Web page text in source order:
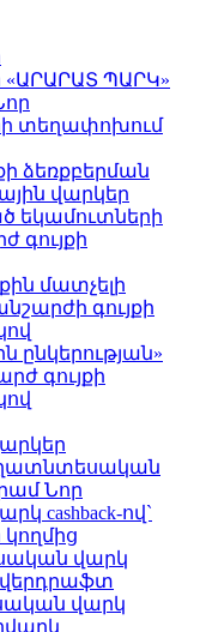
«ԱՐԱՐԱՏ ՊԱՐԿ»
տեղափոխում
ձեռքբերման
վարկեր
եկամուտների
գույքի
մատչելի
գույքի
ընկերության»
գույքի
Նոր
cashback-ով`
վարկ
վարկ